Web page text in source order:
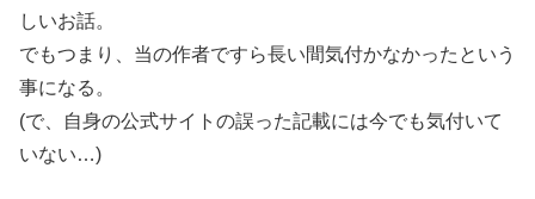
しいお話。
でもつまり、当の作者ですら長い間気付かなかったという
事になる。
(で、自身の公式サイトの誤った記載には今でも気付いて
いない…)